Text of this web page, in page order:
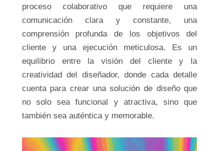
proceso colaborativo que requiere una
comunicación clara y constante, una
comprensión profunda de los objetivos del
cliente y una ejecución meticulosa. Es un
equilibrio entre la visión del cliente y la
creatividad del diseñador, donde cada detalle
cuenta para crear una solución de diseño que
no solo sea funcional y atractiva, sino que
también sea auténtica y memorable.